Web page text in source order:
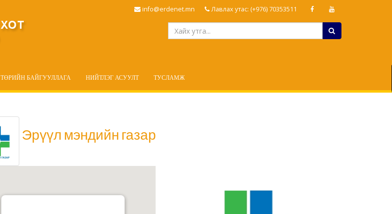
info@erdenet.mn Лавлах утас: (+976) 70353511
ТӨРИЙН БАЙГУУЛЛАГА НИЙТЛЭГ АСУУЛТ ТУСЛАМЖ
Эрүүл мэндийн газар